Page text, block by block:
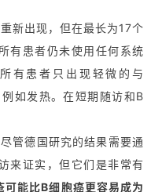
新出现，但在最长为17个
有患者仍未使用任何系统
有患者只出现轻微的与
如发热。在短期随访和B
管德国研究的结果需要通
来证实，但它们是非常有
可能比B细胞癌更容易成为